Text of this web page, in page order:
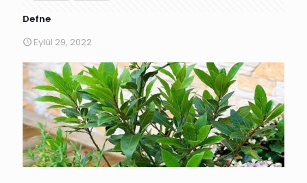
Defne
Eylül 29, 2022